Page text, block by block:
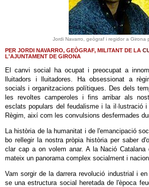
Jordi Navarro, geògraf i regidor a Girona
PER JORDI NAVARRO, GEÒGRAF, MILITANT DE LA
L'AJUNTAMENT DE GIRONA
El canvi social ha ocupat i preocupat a
lluitadors i lluitadores. Ha obsessionat a
socials i organitzacions polítiques. Des dels
les revoltes camperoles i fins arribar als
esclats populars del feudalisme i la il·lustració
Règim, així com les convulsions desfermades
La història de la humanitat i de l'emancipació
bo rellegir la nostra pròpia història per saber
clar cap a on volem anar. A la Nació
mateix un panorama complex socialment i
Vam sorgir de la darrera revolució industrial i
se una estructura social heretada de l'època